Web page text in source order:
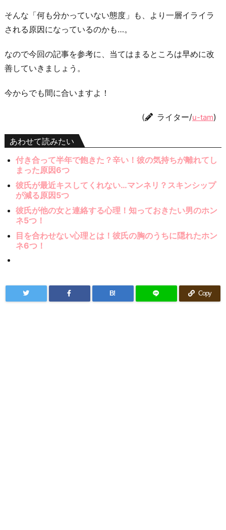
そんな「何も分かっていない態度」も、より一層イライラ
される原因になっているのかも…。
なので今回の記事を参考に、当てはまるところは早めに改
善していきましょう。
今からでも間に合いますよ！
( ライター/u-tam)
あわせて読みたい
付き合って半年で飽きた？辛い！彼の気持ちが離れてし
まった原因6つ
彼氏が最近キスしてくれない…マンネリ？スキンシップ
が減る原因5つ
彼氏が他の女と連絡する心理！知っておきたい男のホン
ネ5つ！
目を合わせない心理とは！彼氏の胸のうちに隠れたホン
ネ6つ！
B! Copy